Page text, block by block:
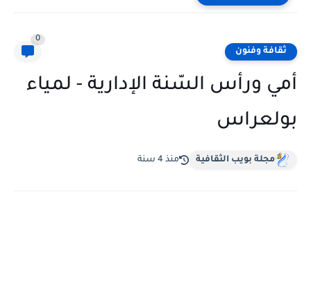
ثقافة وفنون
0
أمي ورأس السّنة الإدارية - لمياء
بولعراس
مجلة بويب الثقافية منذ 4 سنة